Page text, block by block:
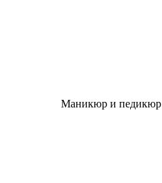
Маникюр и педикюр